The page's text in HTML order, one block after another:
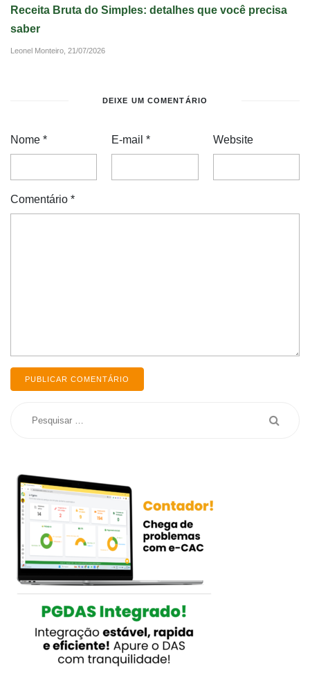
Receita Bruta do Simples: detalhes que você precisa
saber
Leonel Monteiro, 21/07/2026
DEIXE UM COMENTÁRIO
Nome * E-mail* Website
Comentário *